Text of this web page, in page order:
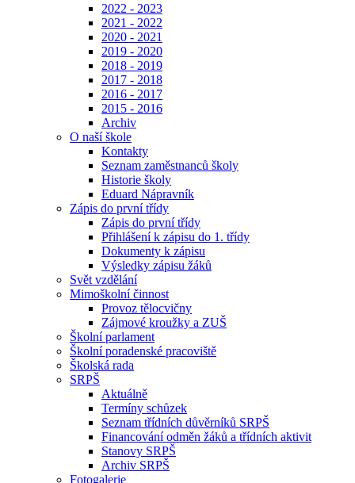
2022 - 2023
2021 - 2022
2020 - 2021
2019 - 2020
2018 - 2019
2017 - 2018
2016 - 2017
2015 - 2016
Archiv
O naší škole
Kontakty
Seznam zaměstnanců školy
Historie školy
Eduard Nápravník
Zápis do první třídy
Zápis do první třídy
Přihlášení k zápisu do 1. třídy
Dokumenty k zápisu
Výsledky zápisu žáků
Svět vzdělání
Mimoškolní činnost
Provoz tělocvičny
Zájmové kroužky a ZUŠ
Školní parlament
Školní poradenské pracoviště
Školská rada
SRPŠ
Aktuálně
Termíny schůzek
Seznam třídních důvěrníků SRPŠ
Financování odměn žáků a třídních aktivit
Stanovy SRPŠ
Archiv SRPŠ
Fotogalerie